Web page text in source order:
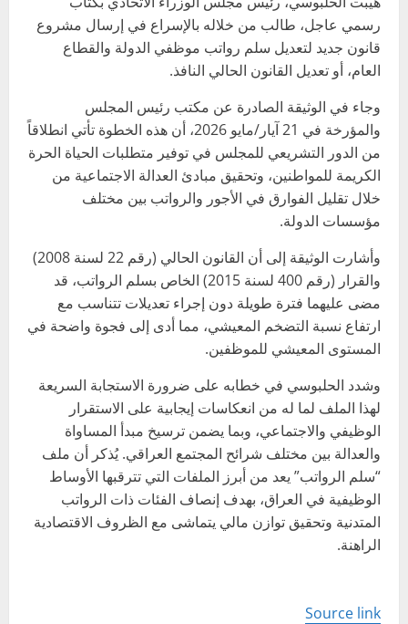
رسمي عاجل، طالب من خلاله بالإسراع في إرسال مشروع
قانون جديد لتعديل سلم رواتب موظفي الدولة والقطاع
العام، أو تعديل القانون الحالي النافذ.
وجاء في الوثيقة الصادرة عن مكتب رئيس المجلس
والمؤرخة في 21 آيار/مايو 2026، أن هذه الخطوة تأتي انطلاقاً
من الدور التشريعي للمجلس في توفير متطلبات الحياة الحرة
الكريمة للمواطنين، وتحقيق مبادئ العدالة الاجتماعية من
خلال تقليل الفوارق في الأجور والرواتب بين مختلف
مؤسسات الدولة.
وأشارت الوثيقة إلى أن القانون الحالي (رقم 22 لسنة 2008)
والقرار (رقم 400 لسنة 2015) الخاص بسلم الرواتب، قد
مضى عليهما فترة طويلة دون إجراء تعديلات تتناسب مع
ارتفاع نسبة التضخم المعيشي، مما أدى إلى فجوة واضحة في
المستوى المعيشي للموظفين.
وشدد الحلبوسي في خطابه على ضرورة الاستجابة السريعة
لهذا الملف لما له من انعكاسات إيجابية على الاستقرار
الوظيفي والاجتماعي، وبما يضمن ترسيخ مبدأ المساواة
والعدالة بين مختلف شرائح المجتمع العراقي. يُذكر أن ملف
“سلم الرواتب” يعد من أبرز الملفات التي تترقبها الأوساط
الوظيفية في العراق، بهدف إنصاف الفئات ذات الرواتب
المتدنية وتحقيق توازن مالي يتماشى مع الظروف الاقتصادية
الراهنة.
Source link